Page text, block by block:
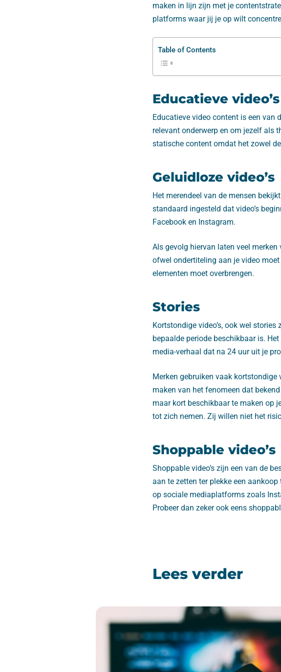
maken in lijn zijn met je
platforms waar jij je op wilt
Table of Contents
Educatieve video’s
Educatieve video content is een van
relevant onderwerp en om jezelf als
statische content omdat het zowel
Geluidloze video’s
Het merendeel van de mensen
standaard ingesteld dat video’s
Facebook en Instagram.
Als gevolg hiervan laten veel
ofwel ondertiteling aan je video
elementen moet overbrengen.
Stories
Kortstondige video’s, ook wel
bepaalde periode beschikbaar is.
media-verhaal dat na 24 uur uit je
Merken gebruiken vaak kortstondige
maken van het fenomeen dat
maar kort beschikbaar te maken op
tot zich nemen. Zij willen niet het
Shoppable video’s
Shoppable video’s zijn een van de
aan te zetten ter plekke een
op sociale mediaplatforms zoals
Probeer dan zeker ook eens
Lees verder